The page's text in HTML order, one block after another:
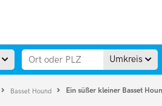
Umkreis
Basset Hound Ein süßer kleiner Basset